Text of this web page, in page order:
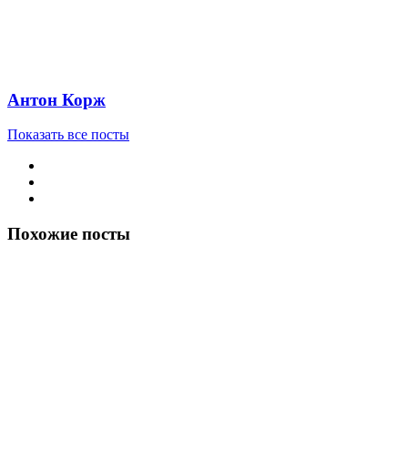
Антон Корж
Показать все посты
Похожие посты